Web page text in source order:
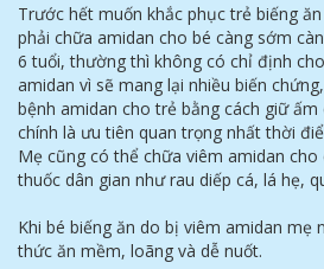
Trước hết muốn khắc phục trẻ biếng
phải chữa amidan cho bé càng sớm
6 tuổi, thường thì không có chỉ định
amidan vì sẽ mang lại nhiều biến
bệnh amidan cho trẻ bằng cách giữ
chính là ưu tiên quan trọng nhất thời
Mẹ cũng có thể chữa viêm amidan cho
thuốc dân gian như rau diếp cá, lá hẹ,
Khi bé biếng ăn do bị viêm amidan mẹ
thức ăn mềm, loãng và dễ nuốt.